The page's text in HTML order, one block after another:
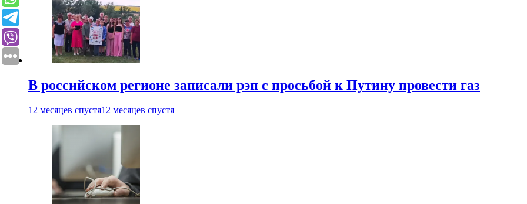
В российском регионе записали рэп с просьбой к Путину провести газ
12 месяцев спустя12 месяцев спустя